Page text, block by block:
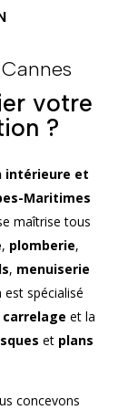
votre
?
intérieure et
Maritimes
maîtrise tous
, plomberie,
, menuiserie
est spécialisé
et la
et plans
concevons